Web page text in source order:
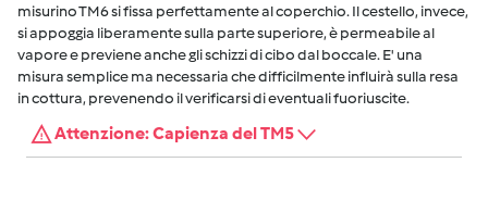
misurino TM6 si fissa perfettamente al coperchio. Il cestello, invece,
si appoggia liberamente sulla parte superiore, è permeabile al
vapore e previene anche gli schizzi di cibo dal boccale. E' una
misura semplice ma necessaria che difficilmente influirà sulla resa
in cottura, prevenendo il verificarsi di eventuali fuoriuscite.
Attenzione: Capienza del TM5